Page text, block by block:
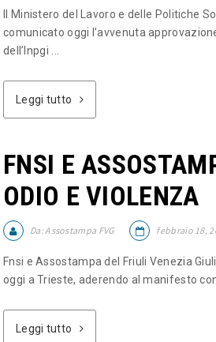
Il Ministero del Lavoro e delle Politiche
comunicato oggi l’avvenuta
dell’Inpgi ...
Leggi tutto
FNSI E
ODIO E VIOLENZA
Da:Assostampa FVG febbraio 18,
Fnsi e Assostampa del Friuli Venezia
oggi a Trieste, aderendo al manifesto
Leggi tutto